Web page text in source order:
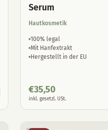
Serum
Hautkosmetik
100% legal
Mit Hanfextrakt
Hergestellt in der EU
€35,50
inkl. gesetzl. USt.